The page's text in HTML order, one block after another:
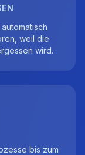
weil die
wird.
bis zum